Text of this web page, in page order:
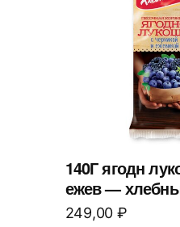
140Г ягодн
ежев —
249,00 ₽